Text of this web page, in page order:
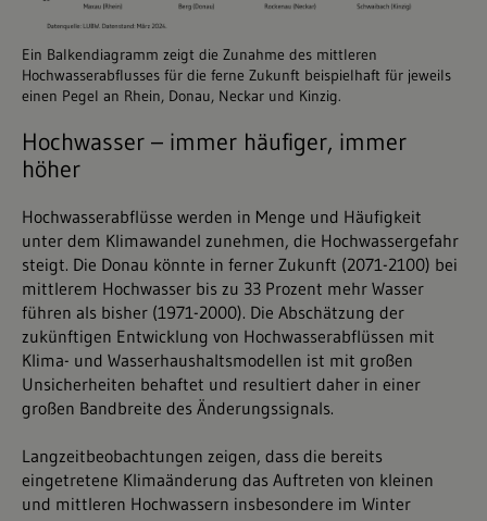
Ein Balkendiagramm zeigt die Zunahme des mittleren
Hochwasserabflusses für die ferne Zukunft beispielhaft für jeweils
einen Pegel an Rhein, Donau, Neckar und Kinzig.
Hochwasser – immer häufiger, immer
höher
Hochwasserabflüsse werden in Menge und Häufigkeit
unter dem Klimawandel zunehmen, die Hochwassergefahr
steigt. Die Donau könnte in ferner Zukunft (2071-2100) bei
mittlerem Hochwasser bis zu 33 Prozent mehr Wasser
führen als bisher (1971-2000). Die Abschätzung der
zukünftigen Entwicklung von Hochwasserabflüssen mit
Klima- und Wasserhaushaltsmodellen ist mit großen
Unsicherheiten behaftet und resultiert daher in einer
großen Bandbreite des Änderungssignals.
Langzeitbeobachtungen zeigen, dass die bereits
eingetretene Klimaänderung das Auftreten von kleinen
und mittleren Hochwassern insbesondere im Winter